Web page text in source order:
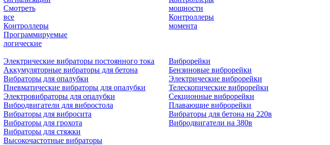
Смотреть
все
Контроллеры
Программируемые
логические
мощности
Контроллеры
момента
Электрические вибраторы постоянного тока
Аккумуляторные вибраторы для бетона
Вибраторы для опалубки
Пневматические вибраторы для опалубки
Электровибраторы для опалубки
Вибродвигатели для вибростола
Вибраторы для вибросита
Вибраторы для грохота
Вибраторы для стяжки
Высокочастотные вибраторы
Виброрейки
Бензиновые виброрейки
Электрические виброрейки
Телескопические виброрейки
Секционные виброрейки
Плавающие виброрейки
Вибраторы для бетона на 220в
Вибродвигатели на 380в